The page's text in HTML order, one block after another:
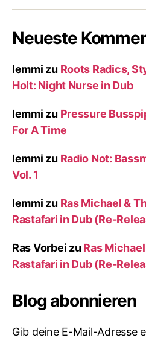
Neueste
lemmi zu Roots Radics,
Holt: Night Nurse in Dub
lemmi zu Pressure
For A Time
lemmi zu Radio Not:
Vol. 1
lemmi zu Ras Michael &
Rastafari in Dub (Re-
Ras Vorbei zu Ras
Rastafari in Dub (Re-
Blog abonnieren
Gib deine E-Mail-Adresse